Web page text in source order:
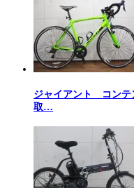
ジャイアント コン
取…